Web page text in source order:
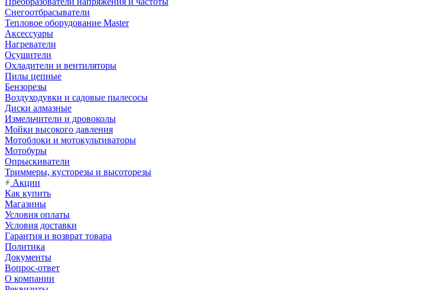
Снегоотбрасыватели
Тепловое оборудование Master
Аксессуары
Нагреватели
Осушители
Охладители и вентиляторы
Пилы цепные
Бензорезы
Воздуходувки и садовые пылесосы
Диски алмазные
Измельчители и дровоколы
Мойки высокого давления
Мотоблоки и мотокультиваторы
Мотобуры
Опрыскиватели
Триммеры, кусторезы и высоторезы
Акции
Как купить
Магазины
Условия оплаты
Условия доставки
Гарантия и возврат товара
Политика
Документы
Вопрос-ответ
О компании